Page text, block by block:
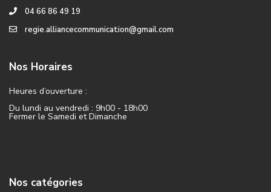
04 66 86 49 19
regie.alliancecommunication@gmail.com
Nos Horaires
Heures d’ouverture :
Du lundi au vendredi : 9h00 - 18h00
Fermer le Samedi et Dimanche
Nos catégories